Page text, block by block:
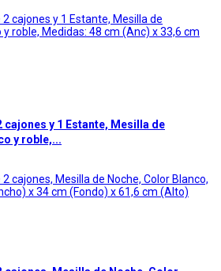
cajones y 1 Estante, Mesilla de
y roble,...